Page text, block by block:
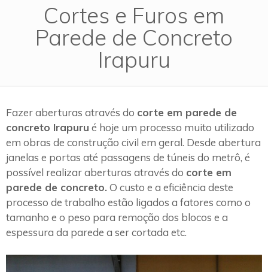
Cortes e Furos em
Parede de Concreto
Irapuru
Fazer aberturas através do corte em parede de
concreto Irapuru é hoje um processo muito utilizado
em obras de construção civil em geral. Desde abertura
janelas e portas até passagens de túneis do metrô, é
possível realizar aberturas através do corte em
parede de concreto. O custo e a eficiência deste
processo de trabalho estão ligados a fatores como o
tamanho e o peso para remoção dos blocos e a
espessura da parede a ser cortada etc.